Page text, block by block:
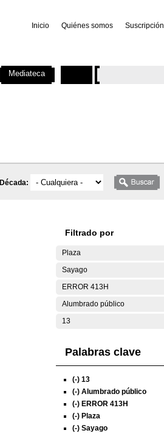
Inicio Quiénes somos Suscripción
Década:
Filtrado por
Plaza
Sayago
ERROR 413H
Alumbrado público
13
Palabras clave
(-) 13
(-) Alumbrado público
(-) ERROR 413H
(-) Plaza
(-) Sayago
Mediateca